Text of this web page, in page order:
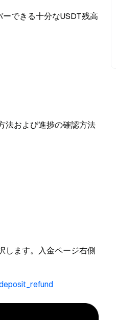
できる十分なUSDT残高
法および進捗の確認方法
します。入金ページ右側